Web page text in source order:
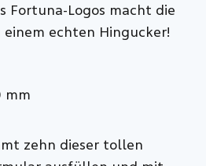
Fortuna-Logos macht die
echten Hingucker!
mm
zehn dieser tollen